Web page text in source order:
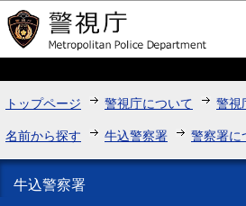
このページの本文
トップページ 警視庁について 警視
名前から探す 牛込警察署 警察署に
牛込警察署